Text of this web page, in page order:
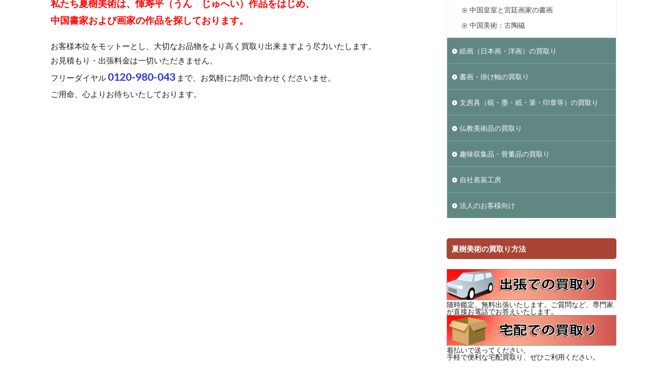
私たち夏樹美術は、惲寿平（うん じゅへい）作品をはじめ、
中国書家および画家の作品を探しております。
お客様本位をモットーとし、大切なお品物をより高く買取り出来ますよう尽力いたします。
お見積もり・出張料金は一切いただきません。
フリーダイヤル 0120-980-043 まで、お気軽にお問い合わせくださいませ。
ご用命、心よりお待ちいたしております。
中国皇室と宮廷画家の書画
中国美術：古陶磁
絵画（日本画・洋画）の買取り
書画・掛け軸の買取り
文房具（硯・墨・紙・筆・印章等）の買取り
仏教美術品の買取り
趣味収集品・骨董品の買取り
自社表装工房
法人のお客様向け
夏樹美術の買取り方法
随時鑑定、無料出張いたします。ご質問など、専門家
が直接お電話でお答えいたします。
着払いで送ってください。
手軽で便利な宅配買取り、ぜひご利用ください。